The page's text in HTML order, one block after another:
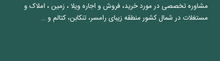
مشاوره‌ تخصصی در مورد خرید، فروش و اجاره ویلا ، زمین ، املاک و
مستغلات در شمال کشور منطقه زیبای رامسر، تنکابن، کتالم و …